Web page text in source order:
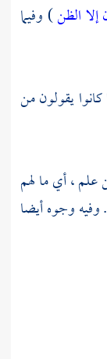
إلا الظن) وفيما
كانوا يقولون من
علم ، أي ما لهم
وجوه أيضا